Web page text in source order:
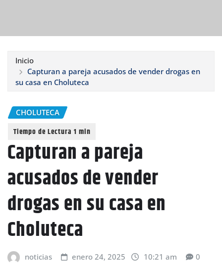
Inicio
Capturan a pareja acusados de vender drogas en
su casa en Choluteca
CHOLUTECA
Capturan a pareja
acusados de vender
drogas en su casa en
Choluteca
noticias enero 24, 2025 10:21 am 0